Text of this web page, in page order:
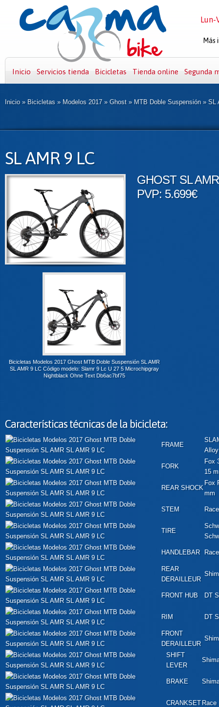
Inicio Servicios tienda Bicicletas Tienda online Segunda
Inicio » Bicicletas » Modelos 2017 » Ghost » MTB Doble Suspensión » SL
SL AMR 9 LC
GHOST SL
PVP: 5.699€
Bicicletas Modelos 2017 Ghost MTB Doble Suspensión SL AMR
SL AMR 9 LC Código modelo: Slamr 9 Lc U 27 5 Microchipgray
Nightblack Ohne Text Db6ac7bf75
Características técnicas de la bicicleta:
FRAME
FORK
Fox
15
REAR SHOCK
Fox
mm
STEM
TIRE
HANDLEBAR
REAR
DERAILLEUR
FRONT HUB DT
RIM DT
FRONT
DERAILLEUR
SHIFT
LEVER
BRAKE
CRANKSET Race
Lun-
Más